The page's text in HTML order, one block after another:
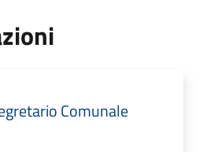
Comunale